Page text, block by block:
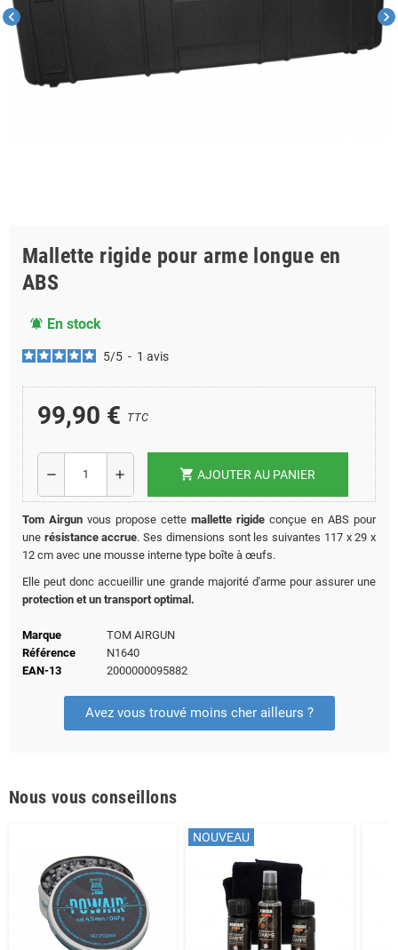
chevron_left chevron_right
Mallette rigide pour arme longue en
ABS
notifications_active En stock
5/5 - 1 avis
99,90 € TTC
remove add shopping_cart AJOUTER AU PANIER
Tom Airgun vous propose cette mallette rigide conçue en ABS pour
une résistance accrue. Ses dimensions sont les suivantes 117 x 29 x
12 cm avec une mousse interne type boîte à œufs.
Elle peut donc accueillir une grande majorité d'arme pour assurer une
protection et un transport optimal.
Marque
TOM AIRGUN
Référence
N1640
EAN-13
2000000095882
Avez vous trouvé moins cher ailleurs ?
Nous vous conseillons
NOUVEAU